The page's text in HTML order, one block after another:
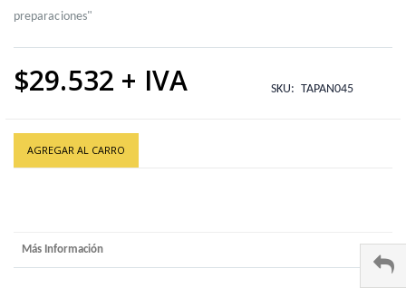
preparaciones"
$29.532 SKU TAPAN045
AGREGAR AL CARRO
Más Información